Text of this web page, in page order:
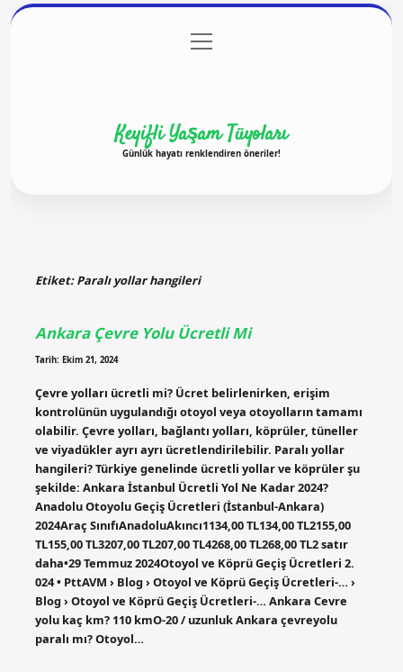
Gizlilik Politikası
menüyü
aç
Keyifli Yaşam Tüyoları
Günlük hayatı renklendiren öneriler!
Etiket:Paralı yollar hangileri
Ankara Çevre Yolu Ücretli Mi
Tarih: Ekim 21, 2024
Çevre yolları ücretli mi? Ücret belirlenirken, erişim
kontrolünün uygulandığı otoyol veya otoyolların tamamı
olabilir. Çevre yolları, bağlantı yolları, köprüler, tüneller
ve viyadükler ayrı ayrı ücretlendirilebilir. Paralı yollar
hangileri? Türkiye genelinde ücretli yollar ve köprüler şu
şekilde: Ankara İstanbul Ücretli Yol Ne Kadar 2024?
Anadolu Otoyolu Geçiş Ücretleri (İstanbul-Ankara)
2024Araç SınıfıAnadoluAkıncı1134,00 TL134,00 TL2155,00
TL155,00 TL3207,00 TL207,00 TL4268,00 TL268,00 TL2 satır
daha•29 Temmuz 2024Otoyol ve Köprü Geçiş Ücretleri 2.
024 • PttAVM › Blog › Otoyol ve Köprü Geçiş Ücretleri-… ›
Blog › Otoyol ve Köprü Geçiş Ücretleri-… Ankara Cevre
yolu kaç km? 110 kmO-20 / uzunluk Ankara çevreyolu
paralı mı? Otoyol…